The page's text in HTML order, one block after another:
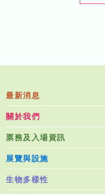
最新消息
關於我們
票務及入場資訊
展覽與設施
生物多樣性